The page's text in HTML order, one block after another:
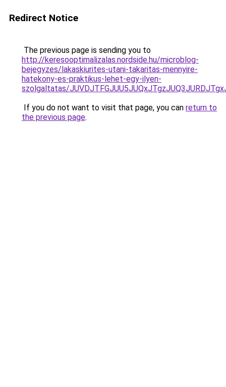
Redirect Notice
The previous page is sending you to
http://keresooptimalizalas.nordside.hu/microblog-
bejegyzes/lakaskiurites-utani-takaritas-mennyire-
hatekony-es-praktikus-lehet-egy-ilyen-
szolgaltatas/
If you do not want to visit that page, you can return to
the previous page.